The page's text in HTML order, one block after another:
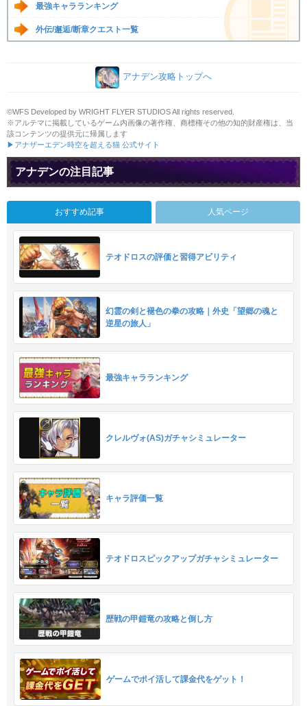
最強キャラランキング
外伝/邂逅/断章クエスト一覧
アナデン攻略トップへ
©WFS Developed by WRIGHT FLYER STUDIOS All rights reserved.
※アルテマに掲載しているゲーム内画像の著作権、商標権その他の知的財産権は、当
該コンテンツの提供元に帰属します
▶アナザーエデン時空を超える猫 公式サイト
アナデンの注目記事
おすすめ記事 人気ページ
テオドロスの評価と習得アビリティ
幻霊の剣と褪色の拳の攻略｜外史「望郷の魂と
逆星の旅人」
最強キャラランキング
クレルヴォ(AS)ガチャシミュレーター
キャラ評価一覧
テオドロスピックアップガチャシミュレーター
歴戦の甲鎧竜の攻略と倒し方
ゲームでポイ活して課金代をゲット！